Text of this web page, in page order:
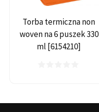
Torba termiczna non
woven na 6 puszek 330
ml [6154210]